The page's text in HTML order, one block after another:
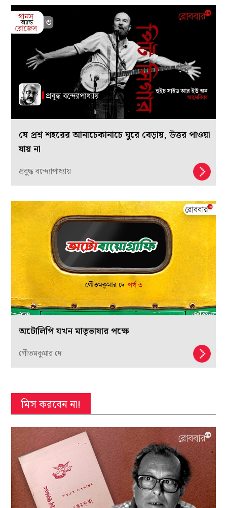
যে প্রশ্ন শহরের আনাচেকানাচে ঘুরে বেড়ায়, উত্তর পাওয়া
যায় না
প্রবুদ্ধ বন্দ্যোপাধ্যায়
অটোলিপি যখন মাতৃভাষার পক্ষে
গৌতমকুমার দে
মিস করবেন না!